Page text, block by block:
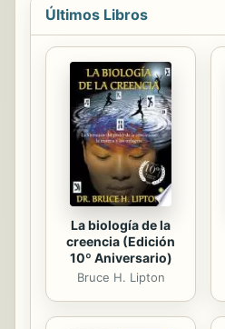
aún, te
viaje llega a
hecho del
en sí misma,
el comienzo
Viajar por la
más
propia
Últimos Libros
La biología de la
creencia (Edición
10º Aniversario)
Bruce H. Lipton